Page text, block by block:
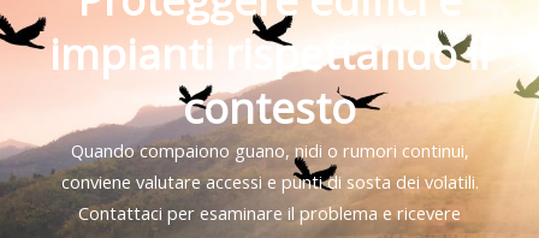
impianti rispettando il
contesto
Quando compaiono guano, nidi o rumori continui,
conviene valutare accessi e punti di sosta dei volatili.
Contattaci per esaminare il problema e ricevere